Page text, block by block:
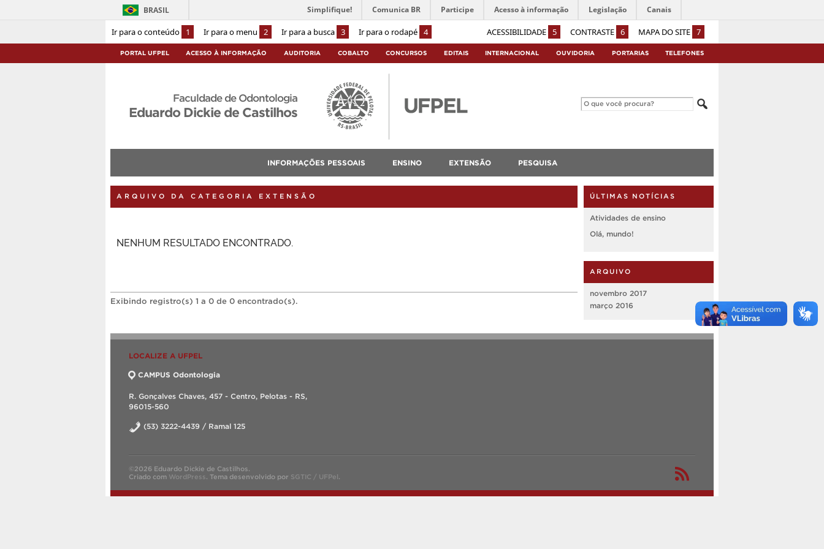
Ir para o conteúdo 1 Ir para o menu 2 Ir para a busca 3 Ir para o rodapé 4 ACESSIBILIDADE 5 CONTRASTE 6 MAPA DO SITE 7
BRASIL Simplifique! Comunica BR Participe Acesso à informação Legislação Canais
PORTAL UFPEL ACESSO À INFORMAÇÃO AUDITORIA COBALTO CONCURSOS EDITAIS INTERNACIONAL OUVIDORIA PORTARIAS TELEFONES
Faculdade de Odontologia
Eduardo Dickie de Castilhos
INFORMAÇÕES PESSOAIS ENSINO EXTENSÃO PESQUISA
ARQUIVO DA CATEGORIA EXTENSÃO
NENHUM RESULTADO ENCONTRADO.
Exibindo registro(s) 1 a 0 de 0 encontrado(s).
ÚLTIMAS NOTÍCIAS
Atividades de ensino
Olá, mundo!
ARQUIVO
novembro 2017
março 2016
LOCALIZE A UFPEL
CAMPUS Odontologia
R. Gonçalves Chaves, 457 - Centro, Pelotas - RS,
96015-560
(53) 3222-4439 / Ramal 125
©2026 Eduardo Dickie de Castilhos.
Criado com WordPress. Tema desenvolvido por SGTIC / UFPel.